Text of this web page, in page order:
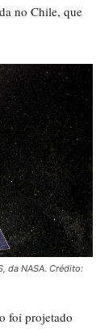
no Chile, que
da NASA. Crédito:
foi projetado